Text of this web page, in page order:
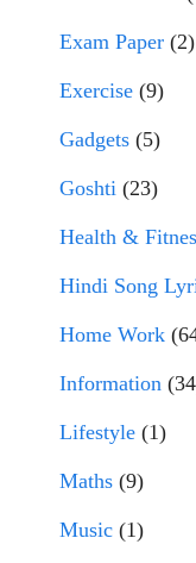
Exam Paper (2)
Exercise (9)
Gadgets (5)
Goshti (23)
Health &
Hindi Song
Home Work
Information
Lifestyle (1)
Maths (9)
Music (1)